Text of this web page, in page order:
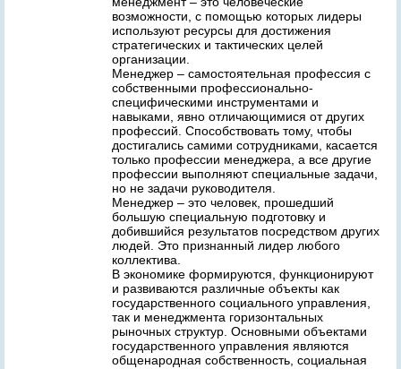
возможности, с помощью которых лидеры
используют ресурсы для достижения
стратегических и тактических целей
организации.
Менеджер – самостоятельная профессия с
собственными профессионально-
специфическими инструментами и
навыками, явно отличающимися от других
профессий. Способствовать тому, чтобы
достигались самими сотрудниками, касается
только профессии менеджера, а все другие
профессии выполняют специальные задачи,
но не задачи руководителя.
Менеджер – это человек, прошедший
большую специальную подготовку и
добившийся результатов посредством других
людей. Это признанный лидер любого
коллектива.
В экономике формируются, функционируют
и развиваются различные объекты как
государственного социального управления,
так и менеджмента горизонтальных
рыночных структур. Основными объектами
государственного управления являются
общенародная собственность, социальная